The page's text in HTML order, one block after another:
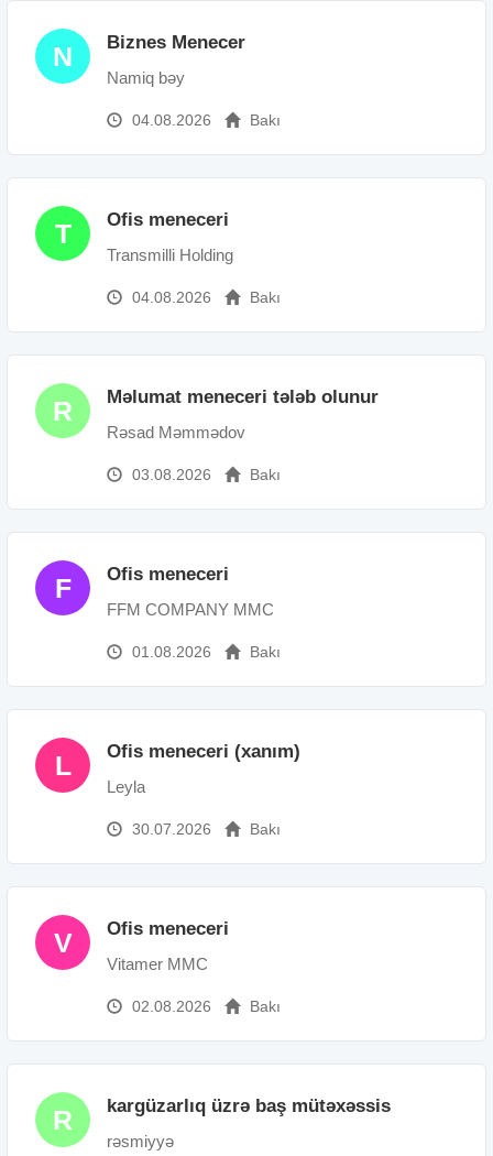
N Biznes Menecer
Namiq bəy
04.08.2026 Bakı
T Ofis meneceri
Transmilli Holding
04.08.2026 Bakı
R Məlumat meneceri tələb olunur
Rəsad Məmmədov
03.08.2026 Bakı
F Ofis meneceri
FFM COMPANY MMC
01.08.2026 Bakı
L Ofis meneceri (xanım)
Leyla
30.07.2026 Bakı
V Ofis meneceri
Vitamer MMC
02.08.2026 Bakı
R kargüzarlıq üzrə baş mütəxəssis
rəsmiyyə